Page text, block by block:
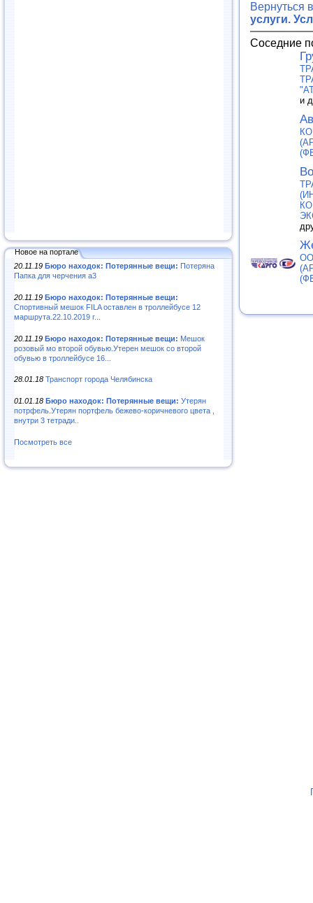
Новое на портале
20.11.19 Бюро находок: Потерянные вещи: Потеряна
Папка для черчения а3
20.11.19 Бюро находок: Потерянные вещи:
Спортивный мешок FILA оставлен в троллейбусе 12
маршрута.22.10.2019 г...
20.11.19 Бюро находок: Потерянные вещи: Мешок
розовый мо второй обувью.Утерен мешок со второй
обувью в троллейбусе 16...
28.01.18 Транспорт города Челябинска
01.01.18 Бюро находок: Потерянные вещи: Утерян
потрфель.Утерян портфель бежево-коричневого цвета ,
внутри 3 тетради..
Посмотреть все
Вернуться
услуги.
Соседние
и